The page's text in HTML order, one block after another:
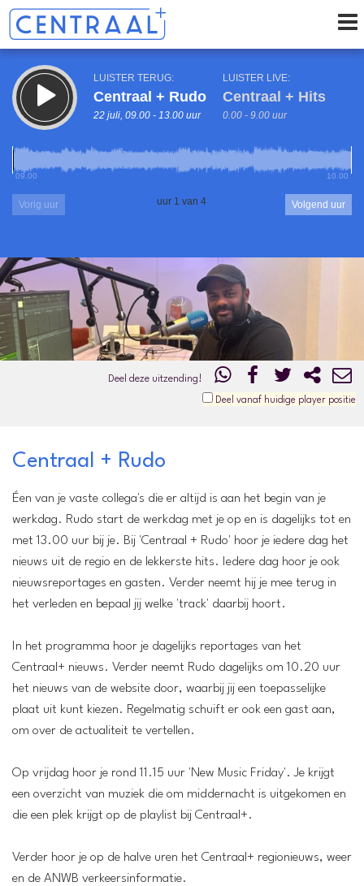
LUISTER TERUG:
Centraal + Rudo
22 juli, 09.00 - 13.00 uur
LUISTER LIVE:
Centraal + Hits
0.00 - 9.00 uur
09.00 10.00
Vorig uur uur 1 van 4 Volgend uur
Deel deze uitzending!
Deel vanaf huidige player positie
Centraal + Rudo
Éen van je vaste collega's die er altijd is aan het begin van je
werkdag. Rudo start de werkdag met je op en is dagelijks tot en
met 13.00 uur bij je. Bij 'Centraal + Rudo' hoor je iedere dag het
nieuws uit de regio en de lekkerste hits. Iedere dag hoor je ook
nieuwsreportages en gasten. Verder neemt hij je mee terug in
het verleden en bepaal jij welke 'track' daarbij hoort.
In het programma hoor je dagelijks reportages van het
Centraal+ nieuws. Verder neemt Rudo dagelijks om 10.20 uur
het nieuws van de website door, waarbij jij een toepasselijke
plaat uit kunt kiezen. Regelmatig schuift er ook een gast aan,
om over de actualiteit te vertellen.
Op vrijdag hoor je rond 11.15 uur 'New Music Friday'. Je krijgt
een overzicht van muziek die om middernacht is uitgekomen en
die een plek krijgt op de playlist bij Centraal+.
Verder hoor je op de halve uren het Centraal+ regionieuws, weer
en de ANWB verkeersinformatie.